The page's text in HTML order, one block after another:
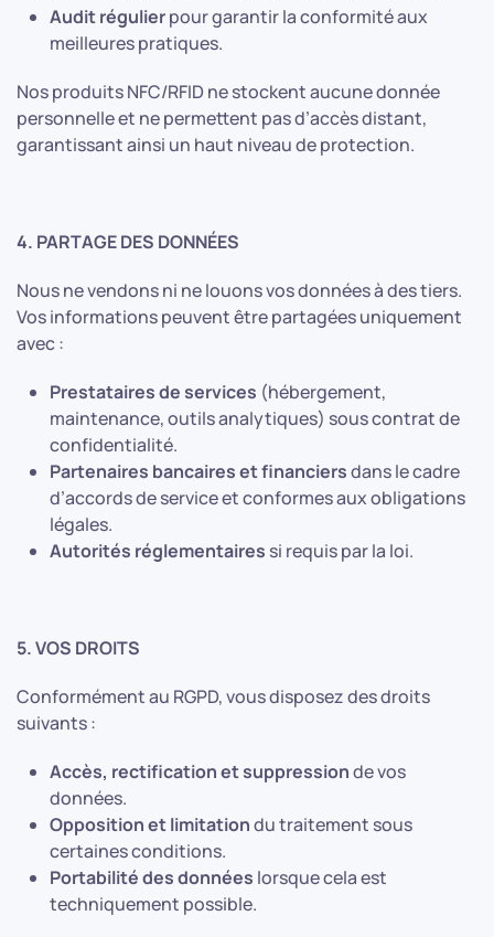
Audit régulierpour garantir la conformité aux
meilleures pratiques.
Nos produits NFC/RFID ne stockent aucune donnée
personnelle et ne permettent pas d’accès distant,
garantissant ainsi un haut niveau de protection.
4. PARTAGE DES DONNÉES
Nous ne vendons ni ne louons vos données à des tiers.
Vos informations peuvent être partagées uniquement
avec :
Prestataires de services (hébergement,
maintenance, outils analytiques) sous contrat de
confidentialité.
Partenaires bancaires et financiersdans le cadre
d’accords de service et conformes aux obligations
légales.
Autorités réglementaires si requis par la loi.
5. VOS DROITS
Conformément au RGPD, vous disposez des droits
suivants :
Accès, rectification et suppressionde vos
données.
Opposition et limitationdu traitement sous
certaines conditions.
Portabilité des données lorsque cela est
techniquement possible.